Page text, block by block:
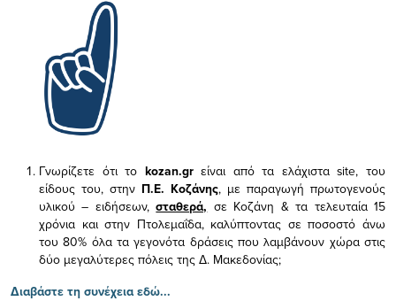
Γνωρίζετε ότι το kozan.gr είναι από τα ελάχισταsite, του
είδους του, στην Π.Ε. Κοζάνης, με παραγωγή πρωτογενούς
υλικού – ειδήσεων,σταθερά, σε Κοζάνη & τα τελευταία 15
χρόνια και στην Πτολεμαΐδα, καλύπτοντας σε ποσοστό άνω
του 80% όλα τα γεγονότα δράσεις που λαμβάνουν χώρα στις
δύο μεγαλύτερες πόλεις της Δ. Μακεδονίας;
Διαβάστε τη συνέχεια εδώ...